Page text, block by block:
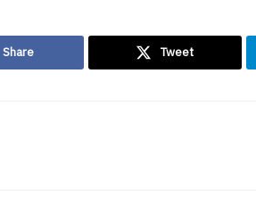
Share Tweet